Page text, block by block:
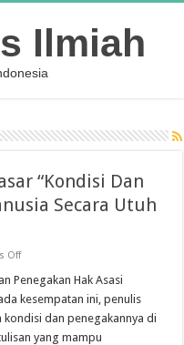
Ilmiah
“Kondisi Dan
Secara Utuh
Offon
Ilmu
Budaya
Dasar
“Kondisi
Dan
Penegakan
Penegakan Hak Asasi
kesempatan ini, penulis
kondisi dan penegakannya di
yang mampu